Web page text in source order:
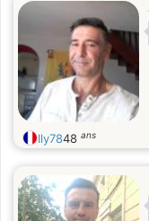
Ily7848 ans